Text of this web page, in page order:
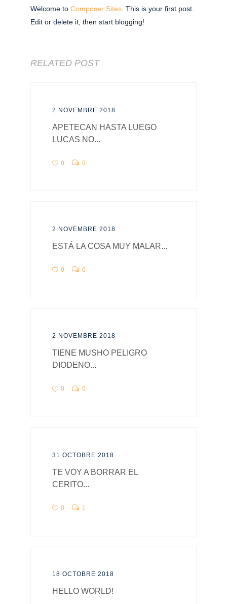
Welcome to Composer Sites. This is your first post.
Edit or delete it, then start blogging!
RELATED POST
2 NOVEMBRE 2018
APETECAN HASTA LUEGO
LUCAS NO...
0 0
2 NOVEMBRE 2018
ESTÁ LA COSA MUY MALAR...
0 0
2 NOVEMBRE 2018
TIENE MUSHO PELIGRO
DIODENO...
0 0
31 OCTOBRE 2018
TE VOY A BORRAR EL
CERITO...
0 1
18 OCTOBRE 2018
HELLO WORLD!